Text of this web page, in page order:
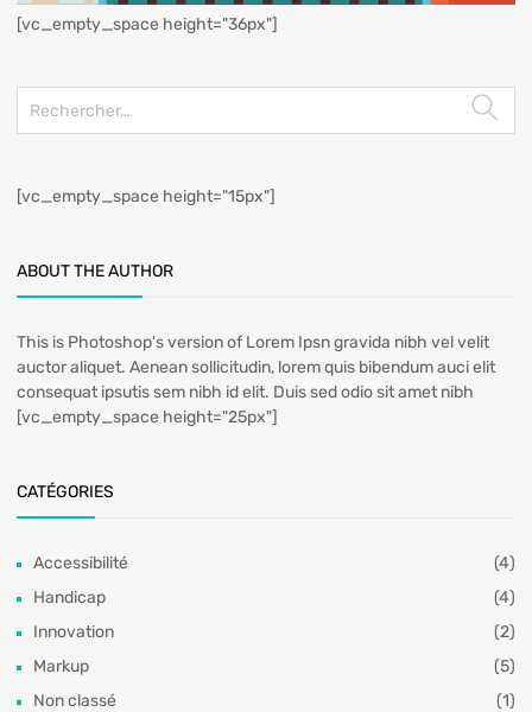
[vc_empty_space height="36px"]
[vc_empty_space height="15px"]
ABOUT THE AUTHOR
This is Photoshop's version of Lorem Ipsn gravida nibh vel velit
auctor aliquet. Aenean sollicitudin, lorem quis bibendum auci elit
consequat ipsutis sem nibh id elit. Duis sed odio sit amet nibh
[vc_empty_space height="25px"]
CATÉGORIES
Accessibilité
(4)
Handicap
(4)
Innovation
(2)
Markup
(5)
Non classé
(1)